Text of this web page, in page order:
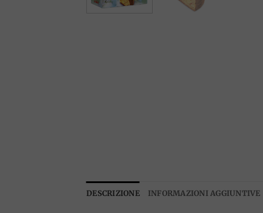
DESCRIZIONE INFORMAZIONI AGGIUNTIVE